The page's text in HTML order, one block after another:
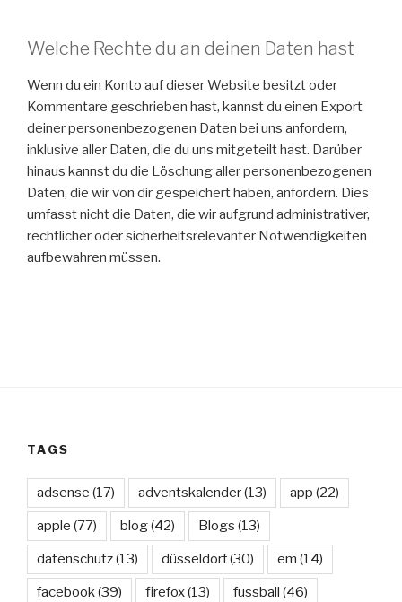
Welche Rechte du an deinen Daten hast
Wenn du ein Konto auf dieser Website besitzt oder
Kommentare geschrieben hast, kannst du einen Export
deiner personenbezogenen Daten bei uns anfordern,
inklusive aller Daten, die du uns mitgeteilt hast. Darüber
hinaus kannst du die Löschung aller personenbezogenen
Daten, die wir von dir gespeichert haben, anfordern. Dies
umfasst nicht die Daten, die wir aufgrund administrativer,
rechtlicher oder sicherheitsrelevanter Notwendigkeiten
aufbewahren müssen.
TAGS
adsense (17) adventskalender(13) app (22)
apple (77) blog(42) Blogs (13)
datenschutz(13) düsseldorf(30) em (14)
facebook(39) firefox(13) fussball (46)